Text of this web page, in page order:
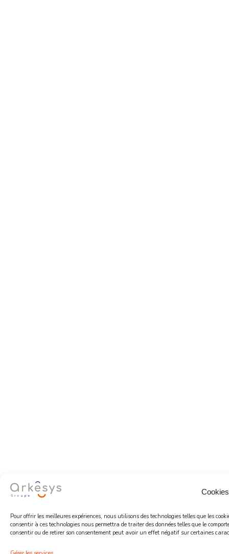
Cookies
Pour offrir les meilleures expériences, nous utilisons des technologies telles que les
consentir à ces technologies nous permettra de traiter des données telles que le
consentir ou de retirer son consentement peut avoir un effet négatif sur certaines